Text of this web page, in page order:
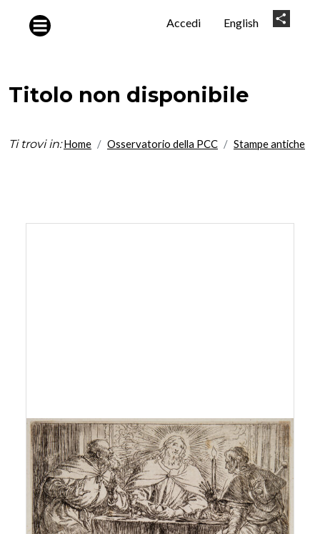
User
Accedi English
Titolo non disponibile
Ti trovi in: Home Osservatorio della PCC Stampe antiche